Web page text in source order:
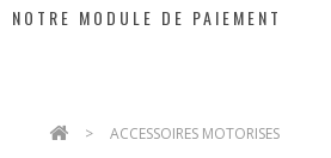
NOTRE MODULE DE PAIEMENT
> ACCESSOIRES MOTORISES